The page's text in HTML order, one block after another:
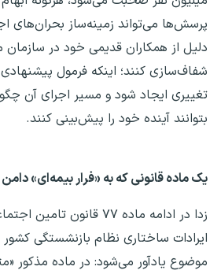
پرسش‌ها می‌تواند زمینه‌ساز بحران‌های
دلیل از همکاران قدیمی خود در سازمان
شفاف‌سازی کنند؛ اینکه فرمول
تغییری ایجاد شود و مسیر اجرای آن
بتوانند آینده خود را پیش‌بینی کنند.
یک ماده قانونی که به «فرار بیمه‌ای» دامن
زدا در ادامه ماده ۷۷ قانون
ایرادات ساختاری نظام بازنشستگی کشور
موضوع یادآور می‌شود: در ماده مذکور